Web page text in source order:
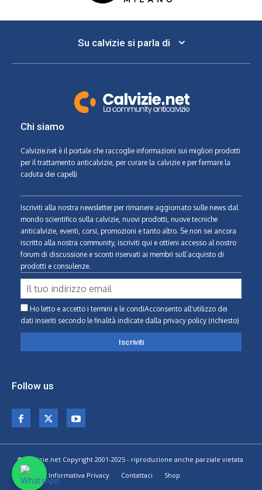
Su calvizie si parla di
Chi siamo
Calvizie.net è il portale che raccoglie informazioni sui migliori prodotti
per il trattamento anticalvizie, per curare la calvizie e per fermare la
caduta dei capelli
Iscriviti alla nostra newsletter per rimanere aggiornato sulle news dal
mondo scientifico sulla calvizie, nuovi prodotti, nuove tecniche
anticalvizie, eventi, corsi, promozioni e tanto altro. Se non sei ancora
iscritto alla nostra community, iscriviti qui e ottieni accesso al nostro
forum di discussione e sconti riservati ai membri sull’acquisto di
prodotti e consulenze.
Ho letto e accetto i termini e le condiAcconsento all'utilizzo dei
dati inseriti secondo le finalità indicate dalla privacy policy (richiesto)
Follow us
© Calvizie.net Copyright 2001-2025 - riproduzione anche parziale vietata
Home
Informativa Privacy Contattaci Shop